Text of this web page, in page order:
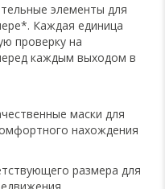
элементы для
Каждая единица
проверку на
каждым выходом в
маски для
нахождения
размера для